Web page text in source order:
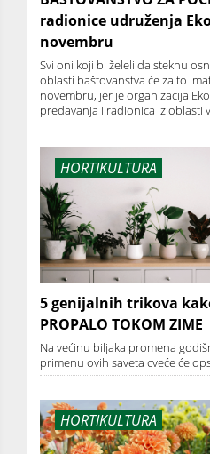
radionice udruženja
novembru
Svi oni koji bi želeli da steknu
oblasti baštovanstva će za to
novembru, jer je organizacija
predavanja i radionica iz oblasti
HORTIKULTURA
5 genijalnih trikova
PROPALO TOKOM ZIME
Na većinu biljaka promena
primenu ovih saveta cveće će
HORTIKULTURA